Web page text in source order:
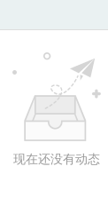
现在还没有动态